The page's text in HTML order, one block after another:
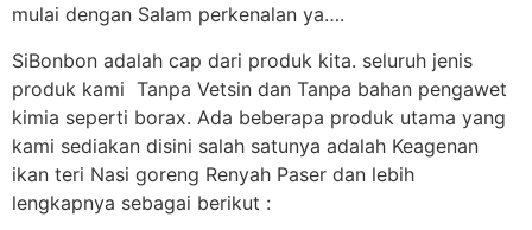
mulai dengan Salam perkenalan ya….
SiBonbon adalah cap dari produk kita. seluruh jenis
produk kami Tanpa Vetsin dan Tanpa bahan pengawet
kimia seperti borax. Ada beberapa produk utama yang
kami sediakan disini salah satunya adalah Keagenan
ikan teri Nasi goreng Renyah Paser dan lebih
lengkapnya sebagai berikut :